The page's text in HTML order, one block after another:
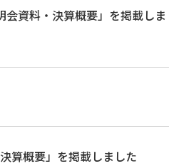
資料・決算概要」を掲載しま
算概要」を掲載しました